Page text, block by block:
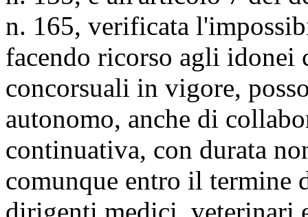
n. 165, verificata
facendo ricorso agli idonei
concorsuali in vigore,
autonomo, anche di
continuativa, con durata
comunque entro il termine
dirigenti medici, veterinari